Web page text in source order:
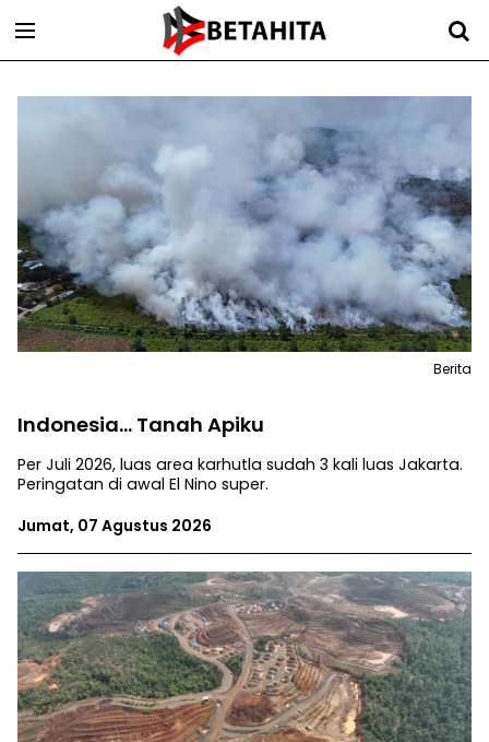
Indonesia... Tanah Apiku
Per Juli 2026, luas area karhutla sudah 3 kali luas Jakarta.
Peringatan di awal El Nino super.
Jumat, 07 Agustus 2026
Berita